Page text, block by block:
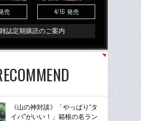
売 4/16 発売
雑誌定期購読のご案内
《山の神対談》「やっぱり“タ
イパ”がいい！」箱根の名ラン